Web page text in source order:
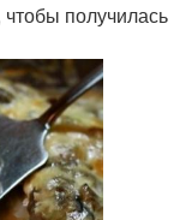
получилась